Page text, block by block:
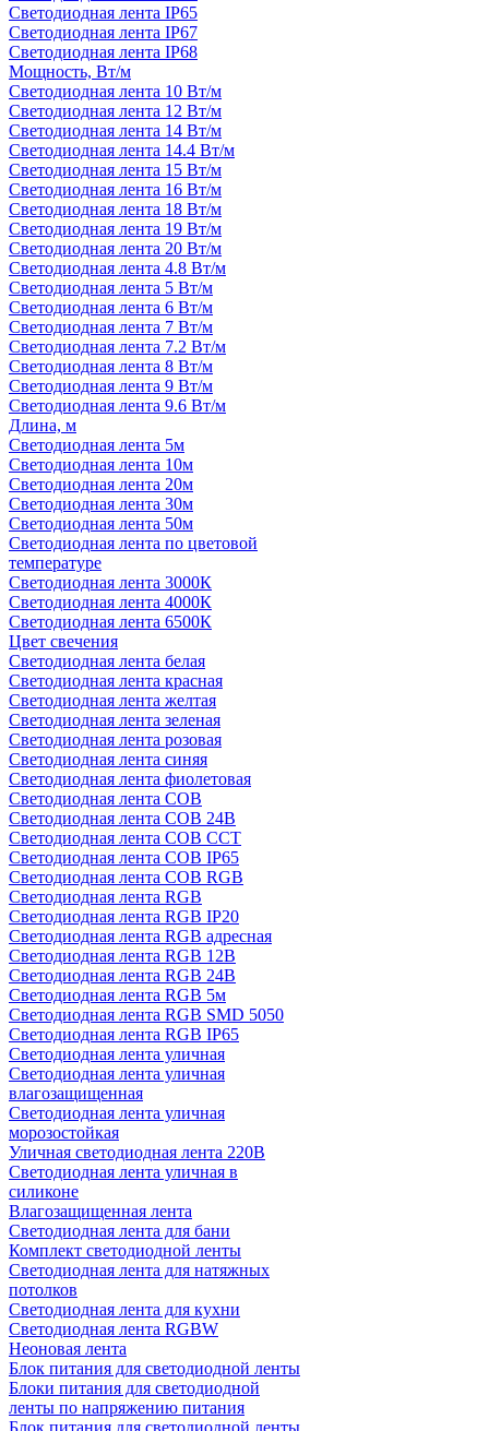
Светодиодная лента IP65
Светодиодная лента IP67
Светодиодная лента IP68
Мощность, Вт/м
Светодиодная лента 10 Вт/м
Светодиодная лента 12 Вт/м
Светодиодная лента 14 Вт/м
Светодиодная лента 14.4 Вт/м
Светодиодная лента 15 Вт/м
Светодиодная лента 16 Вт/м
Светодиодная лента 18 Вт/м
Светодиодная лента 19 Вт/м
Светодиодная лента 20 Вт/м
Светодиодная лента 4.8 Вт/м
Светодиодная лента 5 Вт/м
Светодиодная лента 6 Вт/м
Светодиодная лента 7 Вт/м
Светодиодная лента 7.2 Вт/м
Светодиодная лента 8 Вт/м
Светодиодная лента 9 Вт/м
Светодиодная лента 9.6 Вт/м
Длина, м
Светодиодная лента 5м
Светодиодная лента 10м
Светодиодная лента 20м
Светодиодная лента 30м
Светодиодная лента 50м
Светодиодная лента по цветовой
температуре
Светодиодная лента 3000К
Светодиодная лента 4000К
Светодиодная лента 6500К
Цвет свечения
Светодиодная лента белая
Светодиодная лента красная
Светодиодная лента желтая
Светодиодная лента зеленая
Светодиодная лента розовая
Светодиодная лента синяя
Светодиодная лента фиолетовая
Светодиодная лента COB
Светодиодная лента COB 24В
Светодиодная лента COB CCT
Светодиодная лента COB IP65
Светодиодная лента COB RGB
Светодиодная лента RGB
Светодиодная лента RGB IP20
Светодиодная лента RGB адресная
Светодиодная лента RGB 12В
Светодиодная лента RGB 24В
Светодиодная лента RGB 5м
Светодиодная лента RGB SMD 5050
Светодиодная лента RGB IP65
Светодиодная лента уличная
Светодиодная лента уличная
влагозащищенная
Светодиодная лента уличная
морозостойкая
Уличная светодиодная лента 220В
Светодиодная лента уличная в
силиконе
Влагозащищенная лента
Светодиодная лента для бани
Комплект светодиодной ленты
Светодиодная лента для натяжных
потолков
Светодиодная лента для кухни
Светодиодная лента RGBW
Неоновая лента
Блок питания для светодиодной ленты
Блоки питания для светодиодной
ленты по напряжению питания
Блок питания для светодиодной ленты